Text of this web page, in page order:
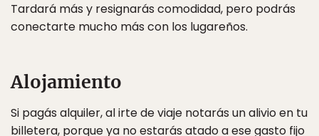
Tardará más y resignarás comodidad, pero podrás
conectarte mucho más con los lugareños.
Alojamiento
Si pagás alquiler, al irte de viaje notarás un alivio en tu
billetera, porque ya no estarás atado a ese gasto fijo